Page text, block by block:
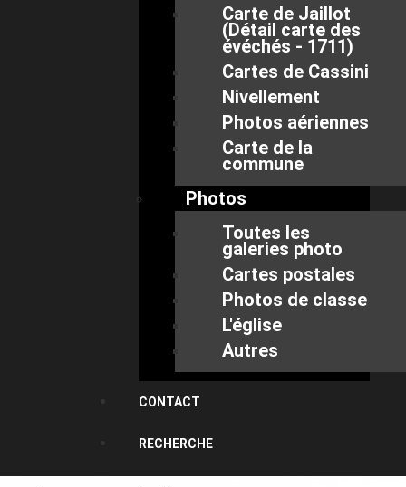
Carte de Jaillot
(Détail carte des
évéchés - 1711)
Cartes de Cassini
Nivellement
Photos aériennes
Carte de la
commune
Photos
Toutes les
galeries photo
Cartes postales
Photos de classe
L'église
Autres
CONTACT
RECHERCHE